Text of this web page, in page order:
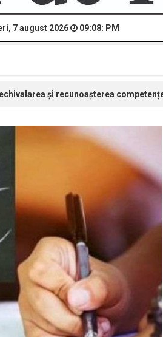
7 august 2026 09:08: PM
și recunoașterea